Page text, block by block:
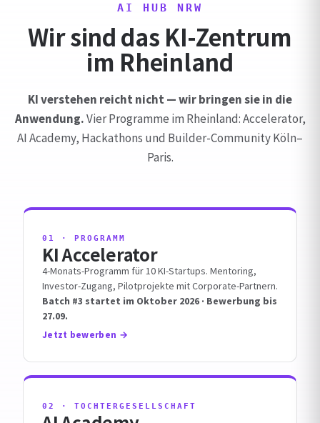
AI HUB NRW
Wir sind das KI-Zentrum
im Rheinland
KI verstehen reicht nicht — wir bringen sie in die
Anwendung.Vier Programme im Rheinland: Accelerator,
AI Academy, Hackathons und Builder-Community Köln–
Paris.
01 · PROGRAMM
KI Accelerator
4-Monats-Programm für 10 KI-Startups. Mentoring,
Investor-Zugang, Pilotprojekte mit Corporate-Partnern.
Batch #3 startet im Oktober 2026 · Bewerbung bis
27.09.
Jetzt bewerben
02 · TOCHTERGESELLSCHAFT